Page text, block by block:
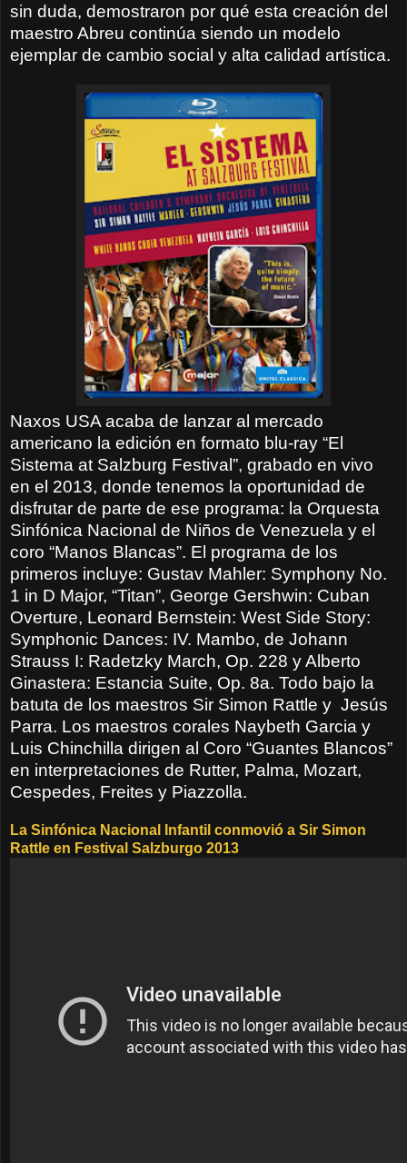
sin duda, demostraron por qué esta creación del
maestro Abreu continúa siendo un modelo
ejemplar de cambio social y alta calidad artística.
Naxos USA acaba de lanzar al mercado
americano la edición en formato blu-ray “El
Sistema at Salzburg Festival”, grabado en vivo
en el 2013, donde tenemos la oportunidad de
disfrutar de parte de ese programa: la Orquesta
Sinfónica Nacional de Niños de Venezuela y el
coro “Manos Blancas”. El programa de los
primeros incluye: Gustav Mahler: Symphony No.
1 in D Major, “Titan”, George Gershwin: Cuban
Overture, Leonard Bernstein: West Side Story:
Symphonic Dances: IV. Mambo, de Johann
Strauss I: Radetzky March, Op. 228 y Alberto
Ginastera: Estancia Suite, Op. 8a. Todo bajo la
batuta de los maestros Sir Simon Rattle y Jesús
Parra. Los maestros corales Naybeth Garcia y
Luis Chinchilla dirigen al Coro “Guantes Blancos”
en interpretaciones de Rutter, Palma, Mozart,
Cespedes, Freites y Piazzolla.
La Sinfónica Nacional Infantil conmovió a Sir Simon
Rattle en Festival Salzburgo 2013